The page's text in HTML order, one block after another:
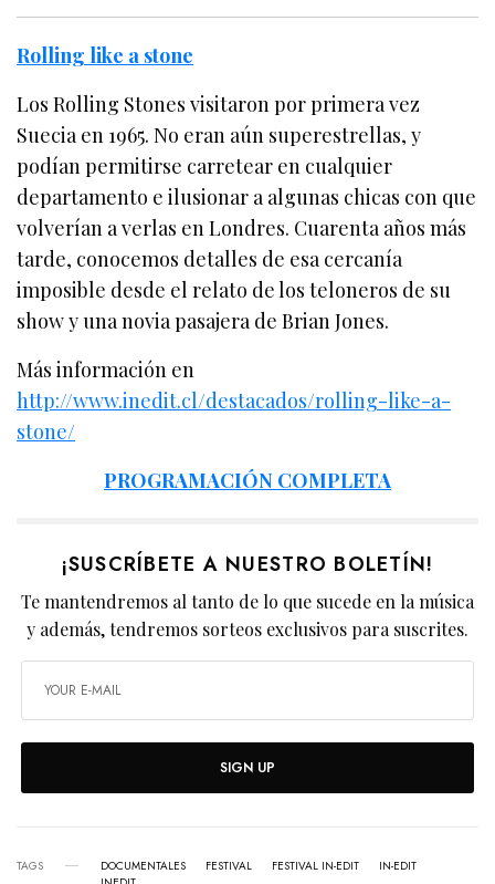
Rolling like a stone
Los Rolling Stones visitaron por primera vez
Suecia en 1965. No eran aún superestrellas, y
podían permitirse carretear en cualquier
departamento e ilusionar a algunas chicas con que
volverían a verlas en Londres. Cuarenta años más
tarde, conocemos detalles de esa cercanía
imposible desde el relato de los teloneros de su
show y una novia pasajera de Brian Jones.
Más información en
http://www.inedit.cl/destacados/rolling-like-a-
stone/
PROGRAMACIÓN COMPLETA
¡SUSCRÍBETE A NUESTRO BOLETÍN!
Te mantendremos al tanto de lo que sucede en la música
y además, tendremos sorteos exclusivos para suscrites.
SIGN UP
TAGS DOCUMENTALES FESTIVAL FESTIVAL IN-EDIT
IN-EDIT